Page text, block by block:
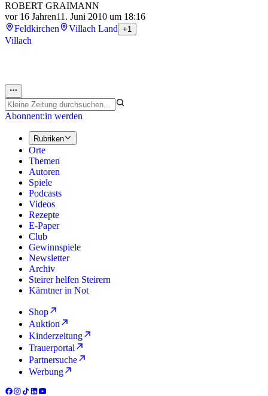
ROBERT GRAIMANN
vor 16 Jahren11. Juni 2010 um 18:16
Feldkirchen
Villach Land +1
Villach
Abonnent:in werden
Rubriken
Orte
Themen
Autoren
Spiele
Podcasts
Videos
Rezepte
E-Paper
Club
Gewinnspiele
Newsletter
Archiv
Steirer helfen Steirern
Kärntner in Not
Shop
Auktion
Kinderzeitung
Trauerportal
Partnersuche
Werbung